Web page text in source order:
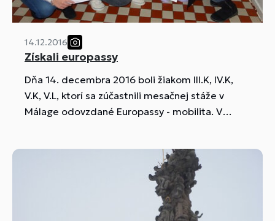
14.12.2016
Získali europassy
Dňa 14. decembra 2016 boli žiakom III.K, IV.K,
V.K, V.L, ktorí sa zúčastnili mesačnej stáže v
Málage odovzdané Europassy - mobilita. V
odbornej stáže nadobudli v inej európskej
krajine. Žiaci sú zároveň registrovaní na
Ministerstve školstva a my len dúfame, že tento
dokument žiakom pomôže pri ich vstupe na